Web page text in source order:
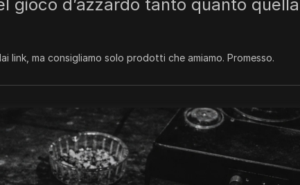
gioco d’azzardo tanto quanto quella
link, ma consigliamo solo prodotti che amiamo. Promesso.